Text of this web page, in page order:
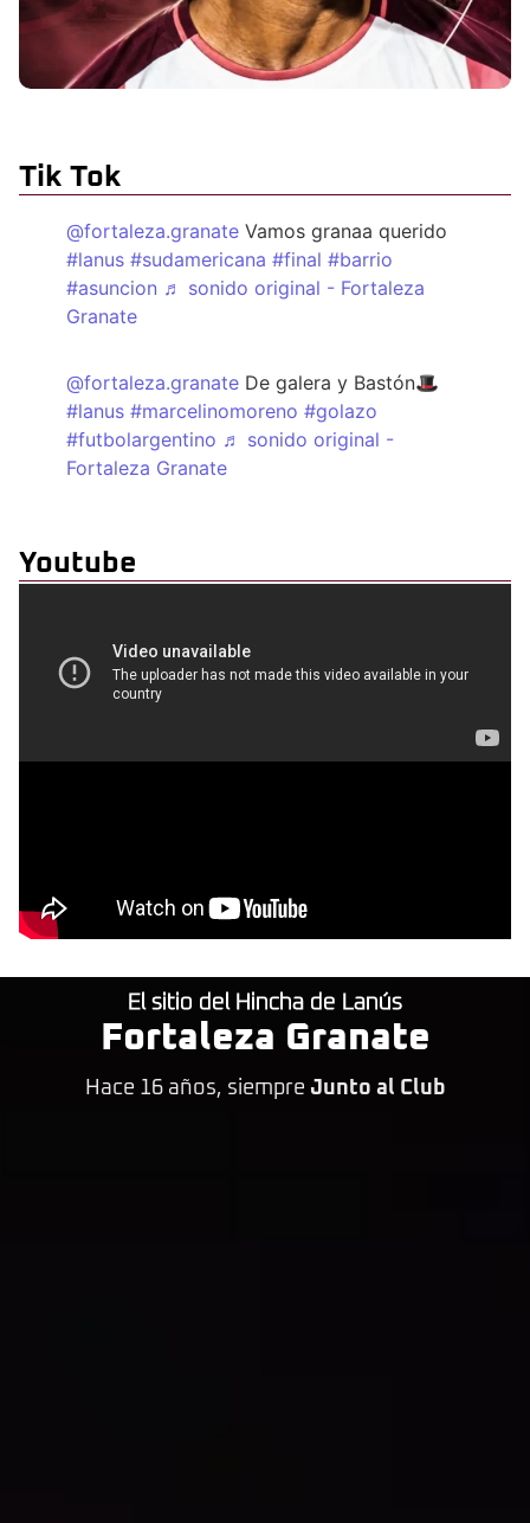
Tik Tok
@fortaleza.granate Vamos granaa querido
#lanus #sudamericana #final #barrio
#asuncion ♬ sonido original - Fortaleza
Granate
@fortaleza.granate De galera y Bastón🎩
#lanus #marcelinomoreno #golazo
#futbolargentino ♬ sonido original -
Fortaleza Granate
Youtube
El sitio del Hincha de Lanús
Fortaleza Granate
Hace 16 años, siempre Junto al Club